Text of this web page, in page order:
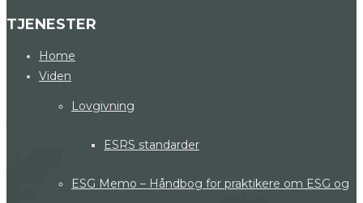
TJENESTER
Home
Viden
Lovgivning
ESRS standarder
ESG Memo – Håndbog for praktikere om ESG og